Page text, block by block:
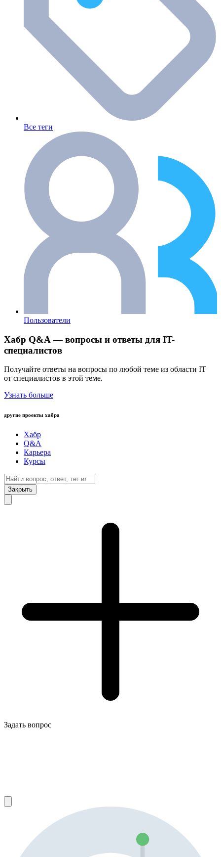
Все теги
Пользователи
Хабр Q&A — вопросы и ответы для IT-
специалистов
Получайте ответы на вопросы по любой теме из области IT
от специалистов в этой теме.
Узнать больше
другие проекты хабра
Хабр
Q&A
Карьера
Курсы
Закрыть
Задать вопрос